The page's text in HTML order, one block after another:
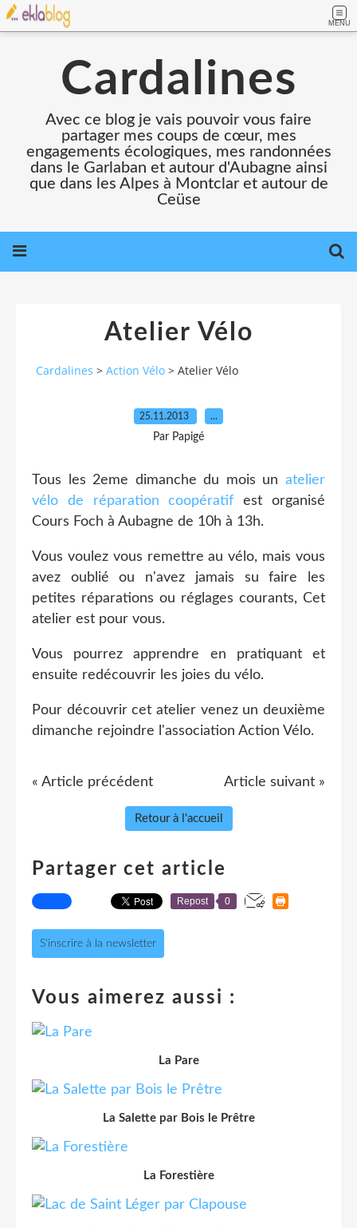
MENU
Cardalines
Avec ce blog je vais pouvoir vous faire
partager mes coups de cœur, mes
engagements écologiques, mes randonnées
dans le Garlaban et autour d'Aubagne ainsi
que dans les Alpes à Montclar et autour de
Ceüse
Atelier Vélo
Cardalines > Action Vélo > Atelier Vélo
25.11.2013 …
Par Papigé
Tous les 2eme dimanche du mois un atelier
vélo de réparation coopératif est organisé
Cours Foch à Aubagne de 10h à 13h.
Vous voulez vous remettre au vélo, mais vous
avez oublié ou n'avez jamais su faire les
petites réparations ou réglages courants, Cet
atelier est pour vous.
Vous pourrez apprendre en pratiquant et
ensuite redécouvrir les joies du vélo.
Pour découvrir cet atelier venez un deuxième
dimanche rejoindre l'association Action Vélo.
« Article précédent Article suivant »
Retour à l'accueil
Partager cet article
Repost 0
S'inscrire à la newsletter
Vous aimerez aussi :
La Pare
La Salette par Bois le Prêtre
La Forestière